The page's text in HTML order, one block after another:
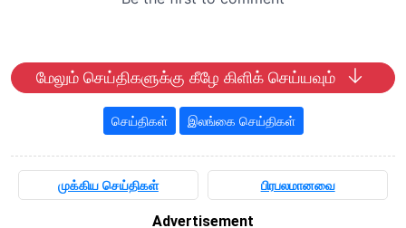
மேலும் செய்திகளுக்கு கீழே கிளிக் செய்யவும்
செய்திகள் இலங்கை செய்திகள்
முக்கிய செய்திகள் பிரபலமானவை
Advertisement